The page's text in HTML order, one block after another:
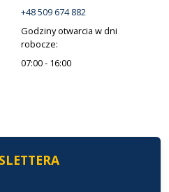
+48 509 674 882
Godziny otwarcia w dni
robocze:
07:00 - 16:00